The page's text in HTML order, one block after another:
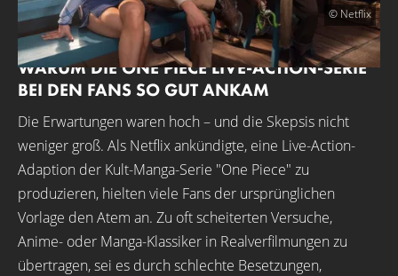
© Netflix
WARUM DIE ONE PIECE LIVE-ACTION-SERIE
BEI DEN FANS SO GUT ANKAM
Die Erwartungen waren hoch – und die Skepsis nicht
weniger groß. Als Netflix ankündigte, eine Live-Action-
Adaption der Kult-Manga-Serie "One Piece" zu
produzieren, hielten viele Fans der ursprünglichen
Vorlage den Atem an. Zu oft scheiterten Versuche,
Anime- oder Manga-Klassiker in Realverfilmungen zu
übertragen, sei es durch schlechte Besetzungen,